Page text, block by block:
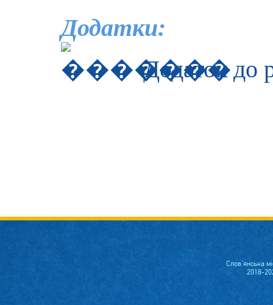
Додатки:
Додаток до
Слов'янська
2018-